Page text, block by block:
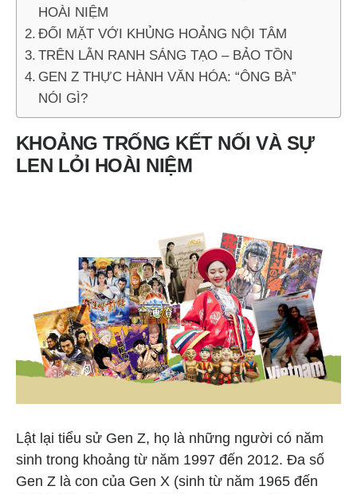
HOÀI NIỆM
ĐỐI MẶT VỚI KHỦNG HOẢNG NỘI TÂM
TRÊN LẰN RANH SÁNG TẠO – BẢO TỒN
GEN Z THỰC HÀNH VĂN HÓA: “ÔNG BÀ”
NÓI GÌ?
KHOẢNG TRỐNG KẾT NỐI VÀ SỰ
LEN LỎI HOÀI NIỆM
Lật lại tiểu sử Gen Z, họ là những người có năm
sinh trong khoảng từ năm 1997 đến 2012. Đa số
Gen Z là con của Gen X (sinh từ năm 1965 đến